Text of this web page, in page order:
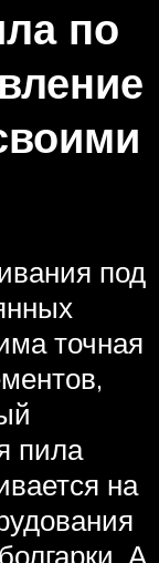
по
под
точная
пила
на
А